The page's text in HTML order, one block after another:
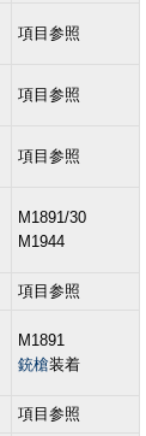
項目参照
項目参照
項目参照
M1891/30
M1944
項目参照
M1891
銃槍装着
項目参照